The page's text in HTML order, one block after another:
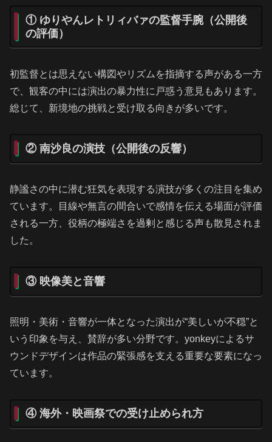
① ゆりやんレトリィバァの監督手腕（公開後
の評価）
初監督とは思えない構図やリズムを指摘する声がある一方
で、観客の中には演出の暴力性に戸惑う意見もあります。
総じて、新境地の挑戦と受け取る向きが多いです。
② 南沙良の演技（公開後の反響）
静謐さの中に潜む狂気を表現する演技が多くの注目を集め
ています。目線や無言の間合いで感情を伝える場面が評価
される一方、役柄の極端さを過剰と感じる声も散見されま
した。
③ 映像美と音響
照明・美術・音響が一体となった演出が“美しいが不穏”と
いう印象を与え、賛辞が多い分野です。yonkeyによるサ
ウンドデザインは作品の緊張感を支える重要な要素になっ
ています。
④ 海外・映画祭での受け止められ方